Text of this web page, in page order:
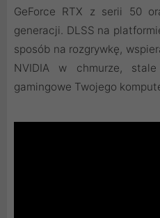
GeForce RTX z serii 50
generacji. DLSS na
sposób na rozgrywkę,
NVIDIA w chmurze,
gamingowe Twojego